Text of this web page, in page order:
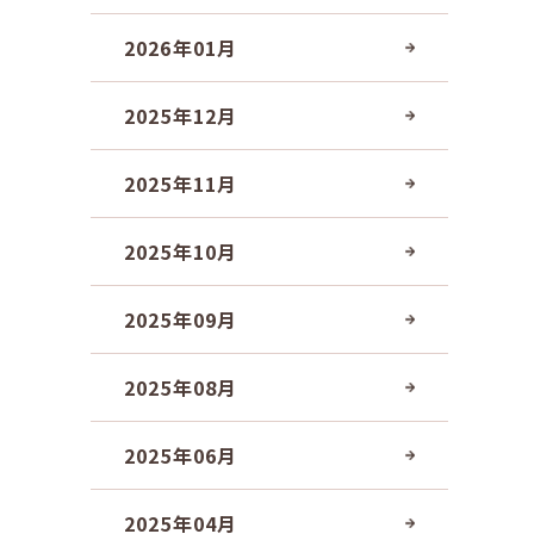
2026年01月
2025年12月
2025年11月
2025年10月
2025年09月
2025年08月
2025年06月
2025年04月